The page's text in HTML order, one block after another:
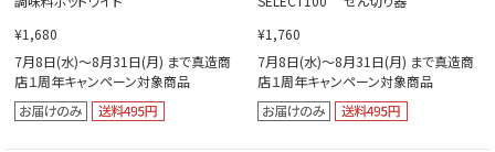
¥1,680
7月8日(水)～8月31日(月) まで真造商
店１周年キャンペーン対象商品
¥1,760
7月8日(水)～8月31日(月) まで真造商
店１周年キャンペーン対象商品